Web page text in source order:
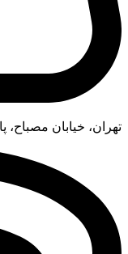
تهران، خیابان مصباح، پاساژ